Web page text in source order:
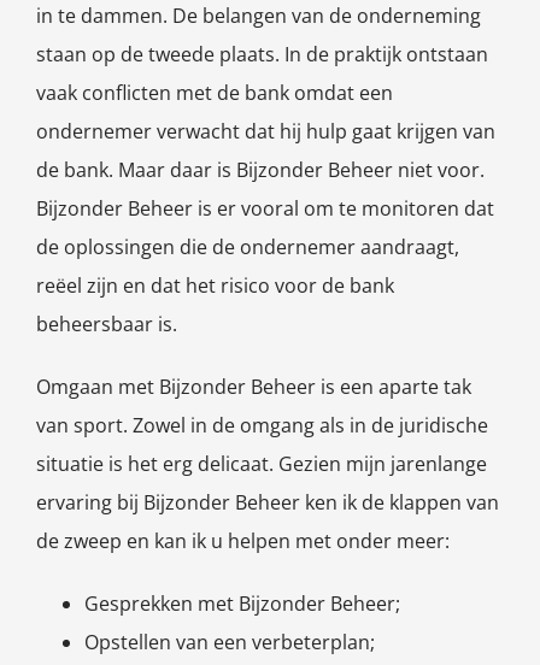
in te dammen. De belangen van de onderneming
staan op de tweede plaats. In de praktijk ontstaan
vaak conflicten met de bank omdat een
ondernemer verwacht dat hij hulp gaat krijgen van
de bank. Maar daar is Bijzonder Beheer niet voor.
Bijzonder Beheer is er vooral om te monitoren dat
de oplossingen die de ondernemer aandraagt,
reëel zijn en dat het risico voor de bank
beheersbaar is.
Omgaan met Bijzonder Beheer is een aparte tak
van sport. Zowel in de omgang als in de juridische
situatie is het erg delicaat. Gezien mijn jarenlange
ervaring bij Bijzonder Beheer ken ik de klappen van
de zweep en kan ik u helpen met onder meer:
Gesprekken met Bijzonder Beheer;
Opstellen van een verbeterplan;